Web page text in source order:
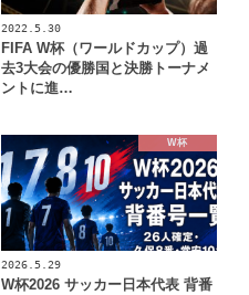
2022.5.30
FIFA W杯（ワールドカップ）過
去3大会の優勝国と決勝トーナメ
ントに進…
W杯
2026.5.29
W杯2026 サッカー日本代表 背番